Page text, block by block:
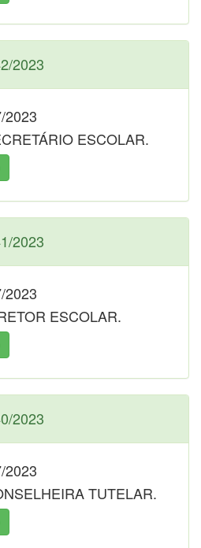
2023
2023
ESCOLAR.
2023
2023
ESCOLAR.
2023
2023
TUTELAR.